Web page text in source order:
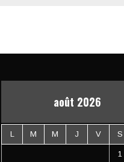
août 2026
L M M J V S
1